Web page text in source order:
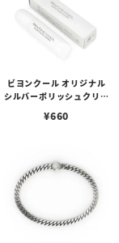
ビヨンクール オリジナル
シルバーポリッシュクリー
ュ）
¥660